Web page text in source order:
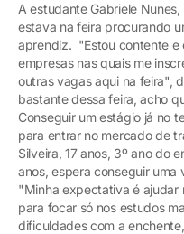
A estudante Gabriele
estava na feira procurando
aprendiz. "Estou contente e
empresas nas quais me
outras vagas aqui na feira",
bastante dessa feira, acho
Conseguir um estágio já no
para entrar no mercado de
Silveira, 17 anos, 3º ano do
anos, espera conseguir
"Minha expectativa é ajudar
para focar só nos estudos
dificuldades com a